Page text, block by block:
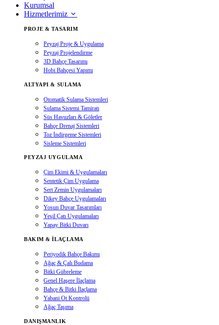
Kurumsal
Hizmetlerimiz
PROJE & TASARIM
Peyzaj Proje & Uygulama
Peyzaj Projelendirme
3D Bahçe Tasarımı
Hobi Bahçesi Yapımı
ALTYAPI & SULAMA
Otomatik Sulama Sistemleri
Sulama Sistemi Tamiratı
Süs Havuzları & Göletler
Bahçe Drenaj Sistemleri
Toz İndirgeme Sistemleri
Sisleme Sistemleri
PEYZAJ UYGULAMA
Çim Ekimi & Uygulamaları
Sentetik Çim Uygulama
Sert Zemin Uygulamaları
Dikey Bahçe Uygulamaları
Yosun Duvar Tasarımları
Yeşil Çatı Uygulamaları
Yapay Bitki Duvarı
BAKIM & İLAÇLAMA
Periyodik Bahçe Bakımı
Ağaç & Çalı Budama
Bitki Gübreleme
Genel Haşere İlaçlama
Bahçe & Bitki İlaçlama
Yabani Ot Kontrolü
Ağaç Taşıma
DANIŞMANLIK